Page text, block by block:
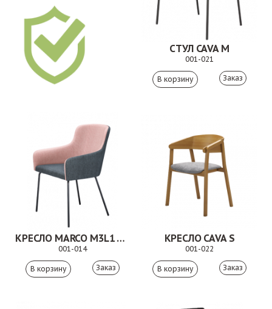
СТУЛ CAVA M
001-021
Заказ
КРЕСЛО MARCO M3L1 ХРОМ
001-014
Заказ
КРЕСЛО CAVA S
001-022
Заказ